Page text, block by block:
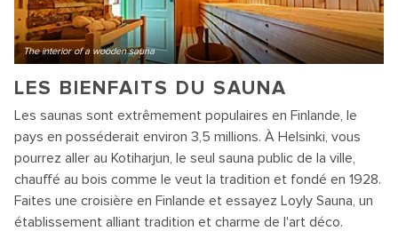
The interior of a wooden sauna
LES BIENFAITS DU SAUNA
Les saunas sont extrêmement populaires en Finlande, le
pays en posséderait environ 3,5 millions. À Helsinki, vous
pourrez aller au Kotiharjun, le seul sauna public de la ville,
chauffé au bois comme le veut la tradition et fondé en 1928.
Faites une croisière en Finlande et essayez Loyly Sauna, un
établissement alliant tradition et charme de l'art déco.